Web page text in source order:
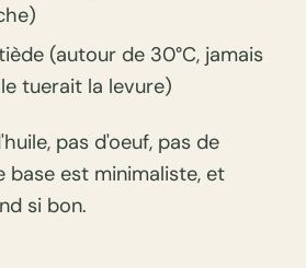
(autour de 30°C, jamais
tuerait la levure)
pas d'oeuf, pas de
base est minimaliste, et
si bon.